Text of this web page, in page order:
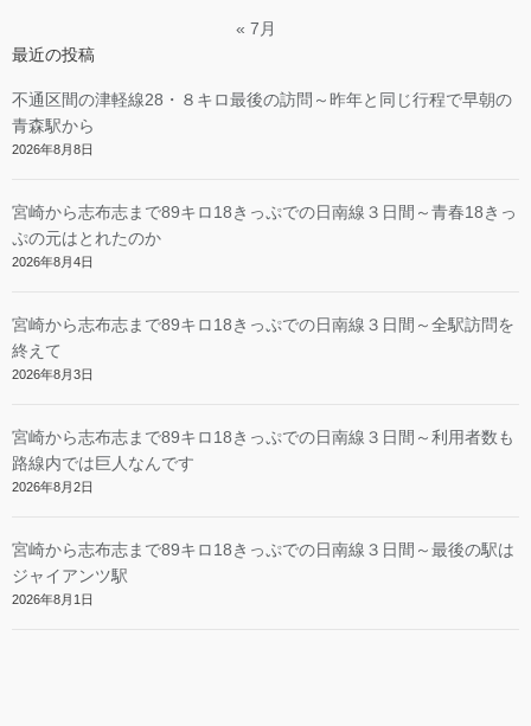
« 7月
最近の投稿
不通区間の津軽線28・８キロ最後の訪問～昨年と同じ行程で早朝の
青森駅から
2026年8月8日
宮崎から志布志まで89キロ18きっぷでの日南線３日間～青春18きっ
ぷの元はとれたのか
2026年8月4日
宮崎から志布志まで89キロ18きっぷでの日南線３日間～全駅訪問を
終えて
2026年8月3日
宮崎から志布志まで89キロ18きっぷでの日南線３日間～利用者数も
路線内では巨人なんです
2026年8月2日
宮崎から志布志まで89キロ18きっぷでの日南線３日間～最後の駅は
ジャイアンツ駅
2026年8月1日